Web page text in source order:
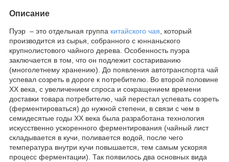
Описание
Пуэр – это отдельная группа китайского чая , который
производится из сырья, собранного с юннаньского
крупнолистового чайного дерева. Особенность пуэра
заключается в том, что он подлежит состариванию
(многолетнему хранению). До появления автотранспорта чай
успевал созреть в дороге к потребителю. Во второй половине
XX века, с увеличением спроса и сокращением времени
доставки товара потребителю, чай перестал успевать созреть
(ферментироваться) до нужной степени, в связи с чем в
семидесятые годы XX века была разработана технология
искусственно ускоренного ферментирования (чайный лист
складывается в кучи, поливается водой, после чего
температура внутри кучи повышается, тем самым ускоряя
процесс ферментации). Так появилось два основных вида